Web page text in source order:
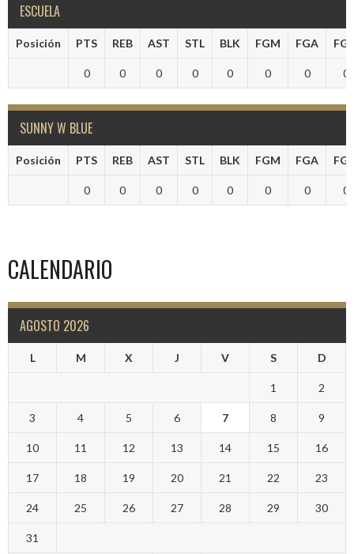
ESCUELA
Posición PTS REB AST STL BLK FGM FGA
0 0 0 0 0 0 0 0
SUNNY W BLUE
Posición PTS REB AST STL BLK FGM FGA
0 0 0 0 0 0 0 0
CALENDARIO
AGOSTO 2026
L M X J V S D
1 2
3 4 5 6 7 8 9
10 11 12 13 14 15 16
17 18 19 20 21 22 23
24 25 26 27 28 29 30
31